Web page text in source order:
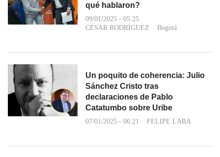
qué hablaron?
09/01/2025 - 05:25
CÉSAR RODRÍGUEZ
Bogotá
Un poquito de coherencia: Julio
Sánchez Cristo tras
declaraciones de Pablo
Catatumbo sobre Uribe
07/01/2025 - 06:21 FELIPE LARA